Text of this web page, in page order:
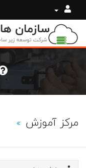
مرکز آموزش